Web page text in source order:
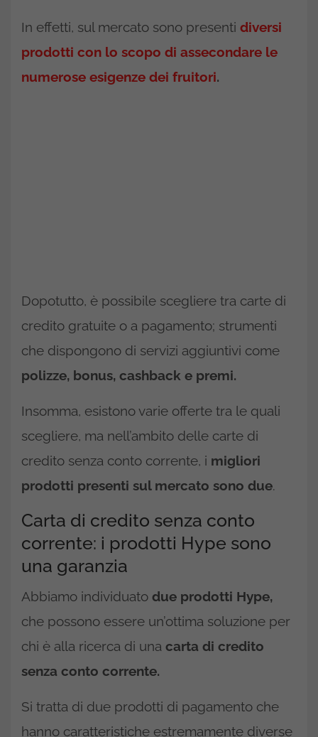
In effetti, sul mercato sono presenti diversi
prodotti con lo scopo di assecondare le
numerose esigenze dei fruitori.
Dopotutto, è possibile scegliere tra carte di
credito gratuite o a pagamento; strumenti
che dispongono di servizi aggiuntivi come
polizze, bonus, cashback e premi.
Insomma, esistono varie offerte tra le quali
scegliere, ma nell’ambito delle carte di
credito senza conto corrente, i migliori
prodotti presenti sul mercato sono due.
Carta di credito senza conto
corrente: i prodotti Hype sono
una garanzia
Abbiamo individuato due prodotti Hype,
che possono essere un’ottima soluzione per
chi è alla ricerca di una carta di credito
senza conto corrente.
Si tratta di due prodotti di pagamento che
hanno caratteristiche estremamente diverse